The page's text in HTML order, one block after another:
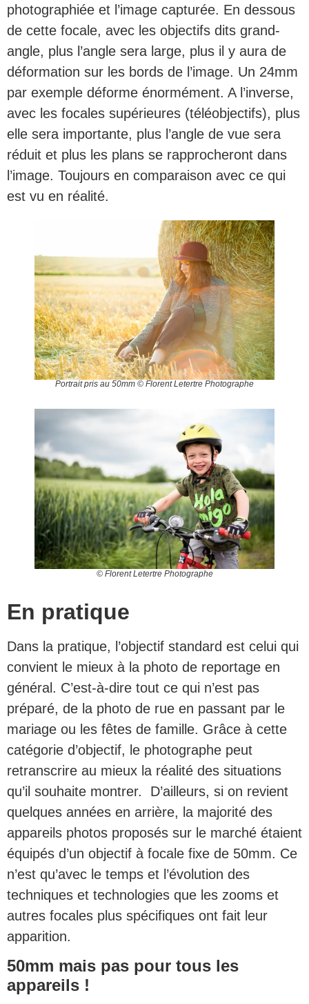
photographiée et l’image capturée. En dessous
de cette focale, avec les objectifs dits grand-
angle, plus l’angle sera large, plus il y aura de
déformation sur les bords de l’image. Un 24mm
par exemple déforme énormément. A l’inverse,
avec les focales supérieures (téléobjectifs), plus
elle sera importante, plus l’angle de vue sera
réduit et plus les plans se rapprocheront dans
l’image. Toujours en comparaison avec ce qui
est vu en réalité.
Portrait pris au 50mm © Florent Letertre Photographe
© Florent Letertre Photographe
En pratique
Dans la pratique, l’objectif standard est celui qui
convient le mieux à la photo de reportage en
général. C’est-à-dire tout ce qui n’est pas
préparé, de la photo de rue en passant par le
mariage ou les fêtes de famille. Grâce à cette
catégorie d’objectif, le photographe peut
retranscrire au mieux la réalité des situations
qu’il souhaite montrer. D’ailleurs, si on revient
quelques années en arrière, la majorité des
appareils photos proposés sur le marché étaient
équipés d’un objectif à focale fixe de 50mm. Ce
n’est qu’avec le temps et l’évolution des
techniques et technologies que les zooms et
autres focales plus spécifiques ont fait leur
apparition.
50mm mais pas pour tous les
appareils !